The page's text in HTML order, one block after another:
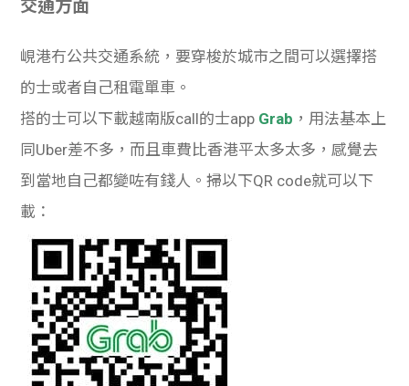
交通方面
峴港冇公共交通系統，要穿梭於城市之間可以選擇搭
的士或者自己租電單車。
搭的士可以下載越南版call的士app Grab ，用法基本上
同Uber差不多，而且車費比香港平太多太多，感覺去
到當地自己都變咗有錢人。掃以下QR code就可以下
載：